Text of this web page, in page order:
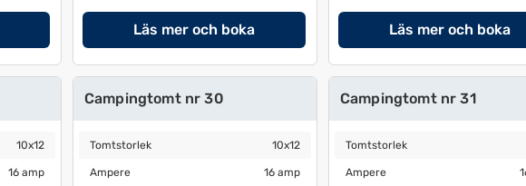
Läs mer och boka Läs mer och boka
10x12
16 amp
Campingtomt nr 30
Tomtstorlek
Tomtstorlek 10x12
Ampere 16 amp
Ampere 16 amp
Campingtomt nr 31
Tomtstorlek
Tomtstorlek
Ampere 16 amp
Ampere